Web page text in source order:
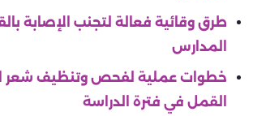
طرق وقائية فعالة لتجنب الإصابة
المدارس
خطوات عملية لفحص وتنظيف شعر
القمل في فترة الدراسة